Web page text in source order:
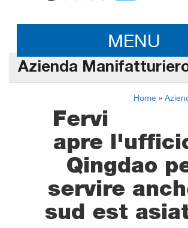
MENU
Azienda
Home »
Fervi
apre
Qingdao
servire
sud est